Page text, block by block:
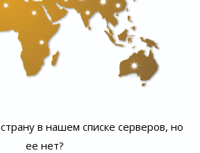
в нашем списке серверов, но
ее нет?